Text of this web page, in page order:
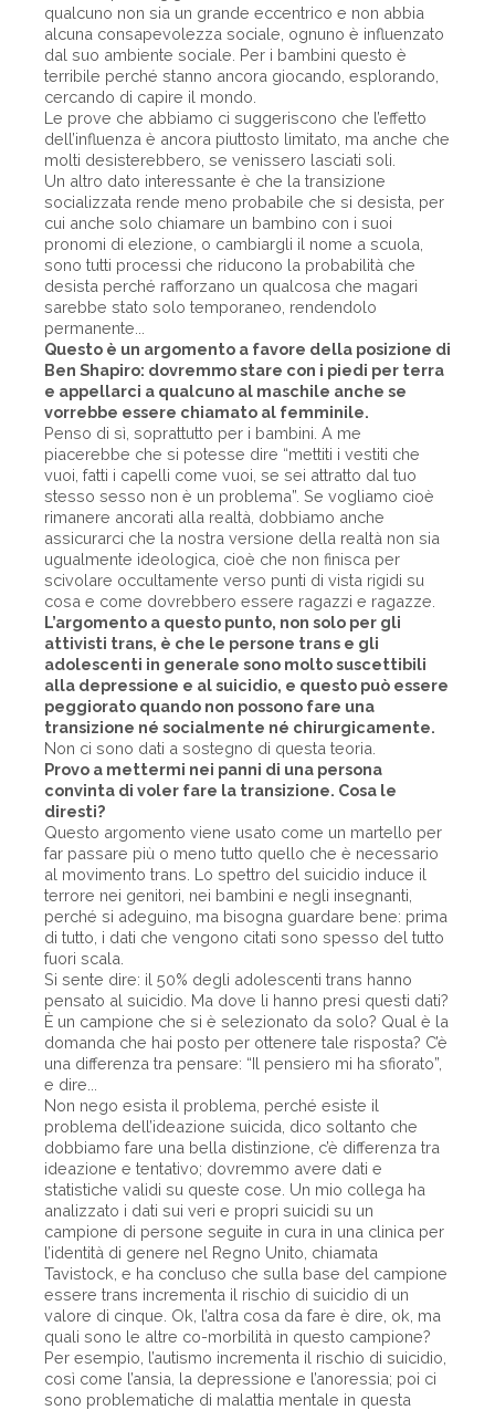
qualcuno non sia un grande eccentrico e non abbia
alcuna consapevolezza sociale, ognuno è influenzato
dal suo ambiente sociale. Per i bambini questo è
terribile perché stanno ancora giocando, esplorando,
cercando di capire il mondo.
Le prove che abbiamo ci suggeriscono che l’effetto
dell’influenza è ancora piuttosto limitato, ma anche che
molti desisterebbero, se venissero lasciati soli.
Un altro dato interessante è che la transizione
socializzata rende meno probabile che si desista, per
cui anche solo chiamare un bambino con i suoi
pronomi di elezione, o cambiargli il nome a scuola,
sono tutti processi che riducono la probabilità che
desista perché rafforzano un qualcosa che magari
sarebbe stato solo temporaneo, rendendolo
permanente...
Questo è un argomento a favore della posizione di
Ben Shapiro: dovremmo stare con i piedi per terra
e appellarci a qualcuno al maschile anche se
vorrebbe essere chiamato al femminile.
Penso di sì, soprattutto per i bambini. A me
piacerebbe che si potesse dire “mettiti i vestiti che
vuoi, fatti i capelli come vuoi, se sei attratto dal tuo
stesso sesso non è un problema”. Se vogliamo cioè
rimanere ancorati alla realtà, dobbiamo anche
assicurarci che la nostra versione della realtà non sia
ugualmente ideologica, cioè che non finisca per
scivolare occultamente verso punti di vista rigidi su
cosa e come dovrebbero essere ragazzi e ragazze.
L’argomento a questo punto, non solo per gli
attivisti trans, è che le persone trans e gli
adolescenti in generale sono molto suscettibili
alla depressione e al suicidio, e questo può essere
peggiorato quando non possono fare una
transizione né socialmente né chirurgicamente.
Non ci sono dati a sostegno di questa teoria.
Provo a mettermi nei panni di una persona
convinta di voler fare la transizione. Cosa le
diresti?
Questo argomento viene usato come un martello per
far passare più o meno tutto quello che è necessario
al movimento trans. Lo spettro del suicidio induce il
terrore nei genitori, nei bambini e negli insegnanti,
perché si adeguino, ma bisogna guardare bene: prima
di tutto, i dati che vengono citati sono spesso del tutto
fuori scala.
Si sente dire: il 50% degli adolescenti trans hanno
pensato al suicidio. Ma dove li hanno presi questi dati?
È un campione che si è selezionato da solo? Qual è la
domanda che hai posto per ottenere tale risposta? C’è
una differenza tra pensare: “Il pensiero mi ha sfiorato”,
e dire...
Non nego esista il problema, perché esiste il
problema dell’ideazione suicida, dico soltanto che
dobbiamo fare una bella distinzione, c’è differenza tra
ideazione e tentativo; dovremmo avere dati e
statistiche validi su queste cose. Un mio collega ha
analizzato i dati sui veri e propri suicidi su un
campione di persone seguite in cura in una clinica per
l’identità di genere nel Regno Unito, chiamata
Tavistock, e ha concluso che sulla base del campione
essere trans incrementa il rischio di suicidio di un
valore di cinque. Ok, l’altra cosa da fare è dire, ok, ma
quali sono le altre co-morbilità in questo campione?
Per esempio, l’autismo incrementa il rischio di suicidio,
così come l’ansia, la depressione e l’anoressia; poi ci
sono problematiche di malattia mentale in questa